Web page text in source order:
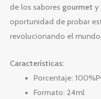
de los sabores gourmet y
oportunidad de probar
revolucionando el
Características:
Porcentaje:
Formato: 24ml